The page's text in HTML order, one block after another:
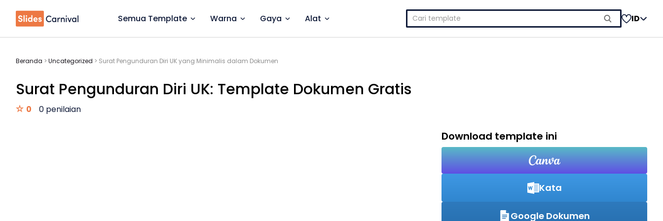
Semua Template Warna Gaya Alat
Cari
untuk:
ID
Beranda > Uncategorized > Surat Pengunduran Diri UK yang Minimalis dalam Dokumen
Surat Pengunduran Diri UK: Template Dokumen Gratis
0 0 penilaian
Download template ini
Kata
Google Dokumen